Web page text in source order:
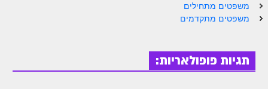
משפטים מתחילים
משפטים מתקדמים
תגיות פופולאריות: